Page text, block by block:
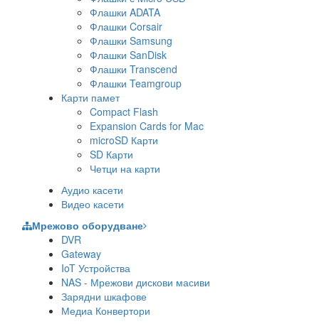
Флашки ADATA
Флашки Corsair
Флашки Samsung
Флашки SanDisk
Флашки Transcend
Флашки Teamgroup
Карти памет
Compact Flash
Expansion Cards for Mac
microSD Карти
SD Карти
Четци на карти
Аудио касети
Видео касети
Мрежово оборудване
DVR
Gateway
IoT Устройства
NAS - Мрежови дискови масиви
Зарядни шкафове
Медиа Конвертори